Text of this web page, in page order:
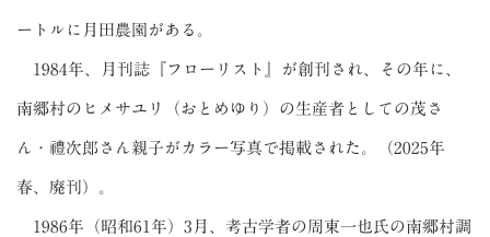
ートルに月田農園がある。
1984年、月刊誌『フローリスト』が創刊され、その年に、
南郷村のヒメサユリ（おとめゆり）の生産者としての茂さ
ん・禮次郎さん親子がカラー写真で掲載された。（2025年
春、廃刊）。
1986年（昭和61年）3月、考古学者の周東一也氏の南郷村調